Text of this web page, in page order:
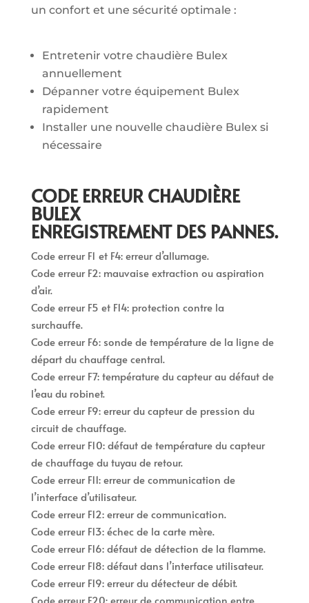
un confort et une sécurité optimale :
Entretenir votre chaudière Bulex
annuellement
Dépanner votre équipement Bulex
rapidement
Installer une nouvelle chaudière Bulex si
nécessaire
CODE ERREUR CHAUDIÈRE
BULEX
ENREGISTREMENT DES PANNES.
Code erreur F1 et F4: erreur d’allumage.
Code erreur F2: mauvaise extraction ou aspiration
d’air.
Code erreur F5 et F14: protection contre la
surchauffe.
Code erreur F6: sonde de température de la ligne de
départ du chauffage central.
Code erreur F7: température du capteur au défaut de
l’eau du robinet.
Code erreur F9: erreur du capteur de pression du
circuit de chauffage.
Code erreur F10: défaut de température du capteur
de chauffage du tuyau de retour.
Code erreur F11: erreur de communication de
l’interface d’utilisateur.
Code erreur F12: erreur de communication.
Code erreur F13: échec de la carte mère.
Code erreur F16: défaut de détection de la flamme.
Code erreur F18: défaut dans l’interface utilisateur.
Code erreur F19: erreur du détecteur de débit.
Code erreur F20: erreur de communication entre